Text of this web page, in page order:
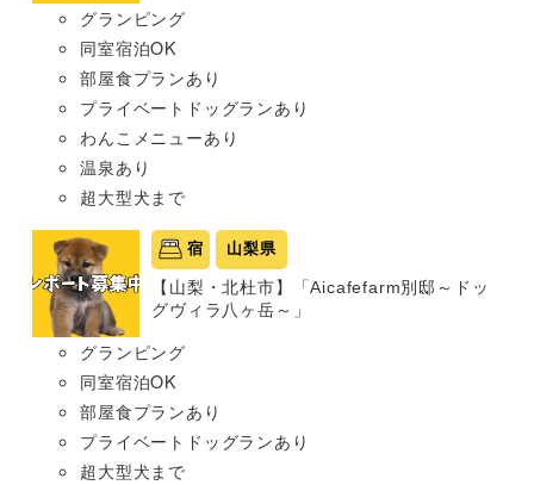
グランピング
同室宿泊OK
部屋食プランあり
プライベートドッグランあり
わんこメニューあり
温泉あり
超大型犬まで
宿 山梨県
【山梨・北杜市】「Aicafefarm別邸～ドッ
グヴィラ八ヶ岳～」
グランピング
同室宿泊OK
部屋食プランあり
プライベートドッグランあり
超大型犬まで